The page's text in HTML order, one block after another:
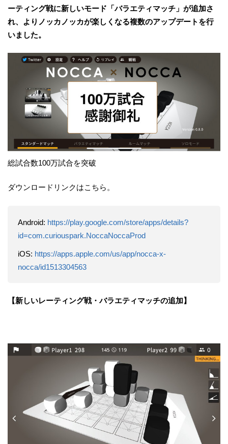
ーティング戦に新しいモード「バラエティマッチ」が追加さ
れ、よりノッカノッカが楽しくなる複数のアップデートを行
いました。
総試合数100万試合を突破
ダウンロードリンクはこちら。
Android: https://play.google.com/store/apps/details?
id=com.curiouspark.NoccaNoccaProd
iOS: https://apps.apple.com/us/app/nocca-x-
nocca/id1513304563
【新しいレーティング戦・バラエティマッチの追加】